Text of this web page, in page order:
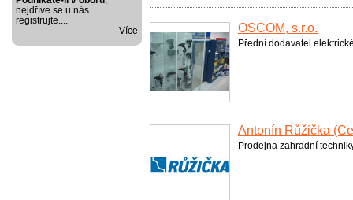
nejdříve se u nás
registrujte....
Více
OSCOM, s.r.o.
Přední dodavatel
Antonín Růžička
Prodejna zahradní